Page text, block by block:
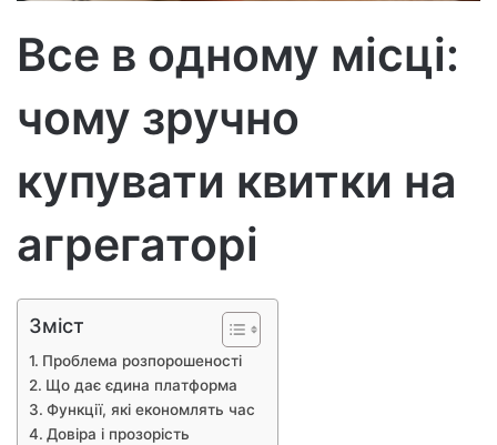
н
о
о
и
с
Все в одному місці:
чому зручно
купувати квитки на
агрегаторі
Зміст
Проблема розпорошеності
Що дає єдина платформа
Функції, які економлять час
Довіра і прозорість